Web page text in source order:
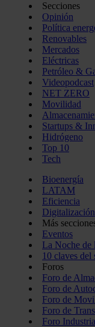
Secciones
Opinión
Política
Renovables
Mercados
Eléctricas
Petróleo &
Videopodcast
NET ZERO
Movilidad
Startups &
Hidrógeno
Top 10
Tech
Bioenergía
LATAM
Eficiencia
Digitalización
Más
Eventos
La Noche de
10 claves del
Foros
Foro de
Foro de
Foro de
Foro de
Foro